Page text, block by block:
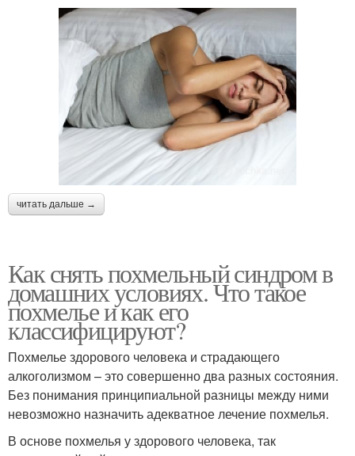
читать дальше →
Как снять похмельный синдром в
домашних условиях. Что такое
похмелье и как его
классифицируют?
Похмелье здорового человека и страдающего
алкоголизмом – это совершенно два разных состояния.
Без понимания принципиальной разницы между ними
невозможно назначить адекватное лечение похмелья.
В основе похмелья у здорового человека, так